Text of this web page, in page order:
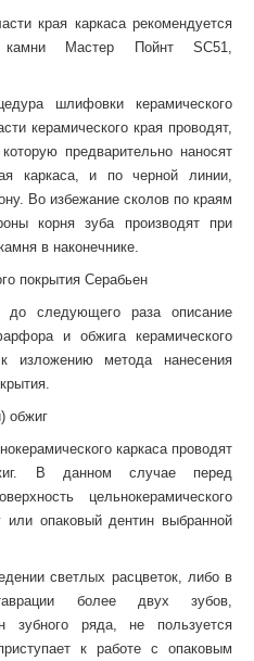
края каркаса рекомендуется
камни Мастер Пойнт SC51,
шлифовки керамического
керамического края проводят,
предварительно наносят
каркаса, и по черной линии,
Во избежание сколов по краям
корня зуба производят при
в наконечнике.
покрытия Серабьен
до следующего раза описание
и обжига керамического
изложению метода нанесения
обжиг
каркаса проводят
В данном случае перед
цельнокерамического
или опаковый дентин выбранной
светлых расцветок, либо в
более двух зубов,
зубного ряда, не пользуется
к работе с опаковым